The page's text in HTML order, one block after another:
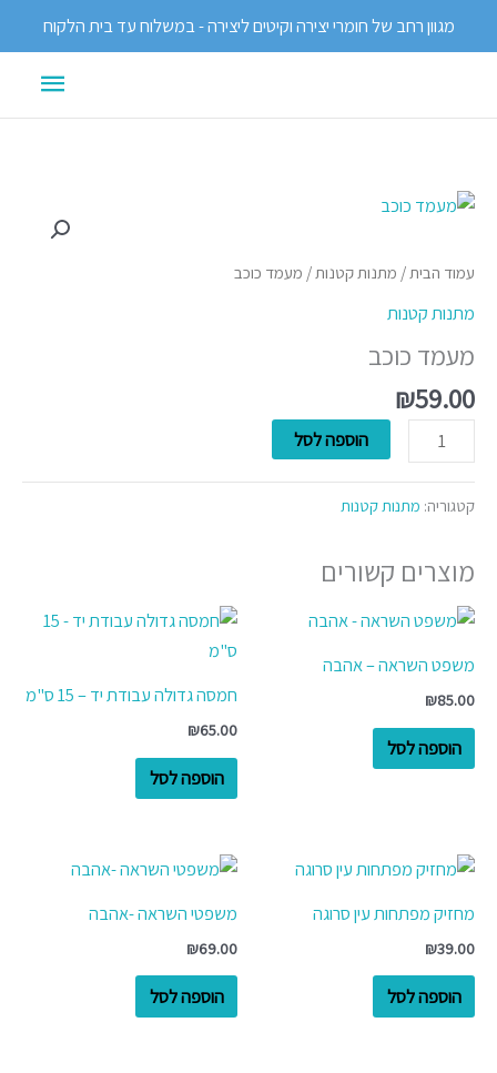
מגוון רחב של חומרי יצירה וקיטים ליצירה - במשלוח עד בית הלקוח
עמוד הבית/ מתנות קטנות/ מעמד כוכב
מתנות קטנות
מעמד כוכב
₪59.00
כמות
מעמד
הוספה לסל
קטגוריה: מתנות קטנות
מוצרים קשורים
משפט השראה – אהבה
₪85.00
הוספה לסל
חמסה גדולה עבודת יד – 15 ס"מ
₪65.00
הוספה לסל
מחזיק מפתחות עין סרוגה
₪39.00
הוספה לסל
משפטי השראה -אהבה
₪69.00
הוספה לסל